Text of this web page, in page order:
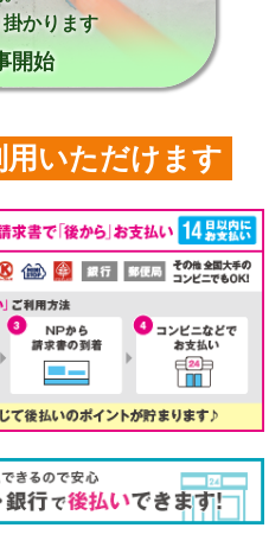
かります
開始
いただけます